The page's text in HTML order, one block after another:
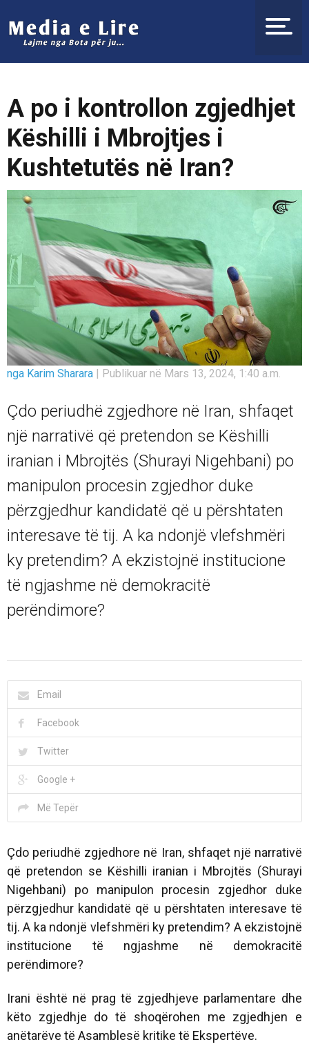
A po i kontrollon zgjedhjet
Këshilli i Mbrojtjes i
Kushtetutës në Iran?
nga Karim Sharara | Publikuar në Mars 13, 2024, 1:40 a.m.
Çdo periudhë zgjedhore në Iran, shfaqet
një narrativë që pretendon se Këshilli
iranian i Mbrojtës (Shurayi Nigehbani) po
manipulon procesin zgjedhor duke
përzgjedhur kandidatë që u përshtaten
interesave të tij. A ka ndonjë vlefshmëri
ky pretendim? A ekzistojnë institucione
të ngjashme në demokracitë
perëndimore?
Email
Facebook
Twitter
Google +
Më Tepër
Çdo periudhë zgjedhore në Iran, shfaqet një narrativë
që pretendon se Këshilli iranian i Mbrojtës (Shurayi
Nigehbani) po manipulon procesin zgjedhor duke
përzgjedhur kandidatë që u përshtaten interesave të
tij. A ka ndonjë vlefshmëri ky pretendim? A ekzistojnë
institucione të ngjashme në demokracitë
perëndimore?
Irani është në prag të zgjedhjeve parlamentare dhe
këto zgjedhje do të shoqërohen me zgjedhjen e
anëtarëve të Asamblesë kritike të Ekspertëve.